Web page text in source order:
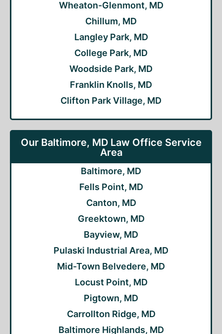
Wheaton-Glenmont, MD
Chillum, MD
Langley Park, MD
College Park, MD
Woodside Park, MD
Franklin Knolls, MD
Clifton Park Village, MD
Our Baltimore, MD Law Office Service
Area
Baltimore, MD
Fells Point, MD
Canton, MD
Greektown, MD
Bayview, MD
Pulaski Industrial Area, MD
Mid-Town Belvedere, MD
Locust Point, MD
Pigtown, MD
Carrollton Ridge, MD
Baltimore Highlands, MD